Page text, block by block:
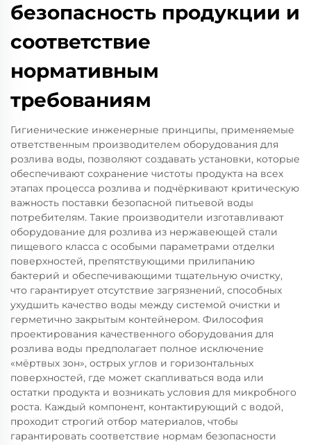
безопасность продукции и
соответствие
нормативным
требованиям
Гигиенические инженерные принципы, применяемые
ответственным производителем оборудования для
розлива воды, позволяют создавать установки, которые
обеспечивают сохранение чистоты продукта на всех
этапах процесса розлива и подчёркивают критическую
важность поставки безопасной питьевой воды
потребителям. Такие производители изготавливают
оборудование для розлива из нержавеющей стали
пищевого класса с особыми параметрами отделки
поверхностей, препятствующими прилипанию
бактерий и обеспечивающими тщательную очистку,
что гарантирует отсутствие загрязнений, способных
ухудшить качество воды между системой очистки и
герметично закрытым контейнером. Философия
проектирования качественного оборудования для
розлива воды предполагает полное исключение
«мёртвых зон», острых углов и горизонтальных
поверхностей, где может скапливаться вода или
остатки продукта и возникать условия для микробного
роста. Каждый компонент, контактирующий с водой,
проходит строгий отбор материалов, чтобы
гарантировать соответствие нормам безопасности